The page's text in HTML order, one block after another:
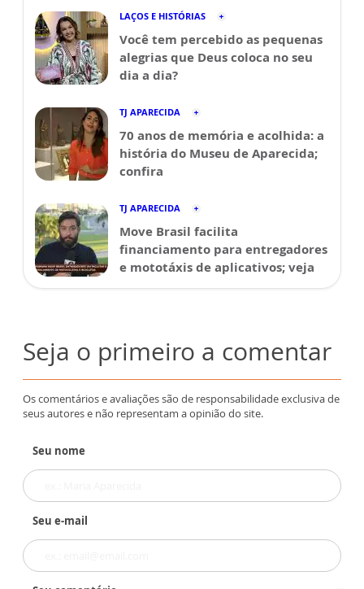
LAÇOS E HISTÓRIAS
Você tem percebido as pequenas
alegrias que Deus coloca no seu
dia a dia?
TJ APARECIDA
70 anos de memória e acolhida: a
história do Museu de Aparecida;
confira
TJ APARECIDA
Move Brasil facilita
financiamento para entregadores
e mototáxis de aplicativos; veja
Seja o primeiro a comentar
Os comentários e avaliações são de responsabilidade exclusiva de
seus autores e não representam a opinião do site.
Seu nome
Seu e-mail